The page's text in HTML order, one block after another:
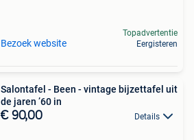
Bezoek website
Topadvertentie
Eergisteren
Salontafel - Been - vintage bijzettafel uit
de jaren ’60 in
€ 90,00 Details